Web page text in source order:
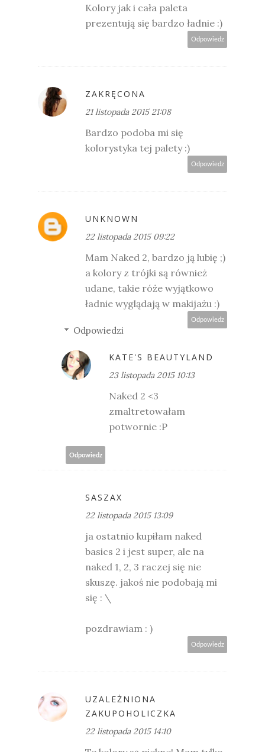
Kolory jak i cała paleta
prezentują się bardzo ładnie :)
Odpowiedz
ZAKRĘCONA
21 listopada 2015 21:08
Bardzo podoba mi się
kolorystyka tej palety :)
Odpowiedz
UNKNOWN
22 listopada 2015 09:22
Mam Naked 2, bardzo ją lubię ;)
a kolory z trójki są również
udane, takie róże wyjątkowo
ładnie wyglądają w makijażu :)
Odpowiedz
Odpowiedzi
KATE'S BEAUTYLAND
23 listopada 2015 10:13
Naked 2 <3
zmaltretowałam
potwornie :P
Odpowiedz
SASZAX
22 listopada 2015 13:09
ja ostatnio kupiłam naked
basics 2 i jest super, ale na
naked 1, 2, 3 raczej się nie
skuszę. jakoś nie podobają mi
się : \
pozdrawiam : )
Odpowiedz
UZALEŻNIONA
ZAKUPOHOLICZKA
22 listopada 2015 14:10